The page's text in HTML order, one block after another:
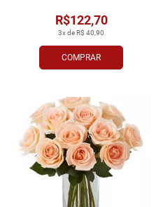
COMPRAR
3x de R$ 40,90
R$122,70